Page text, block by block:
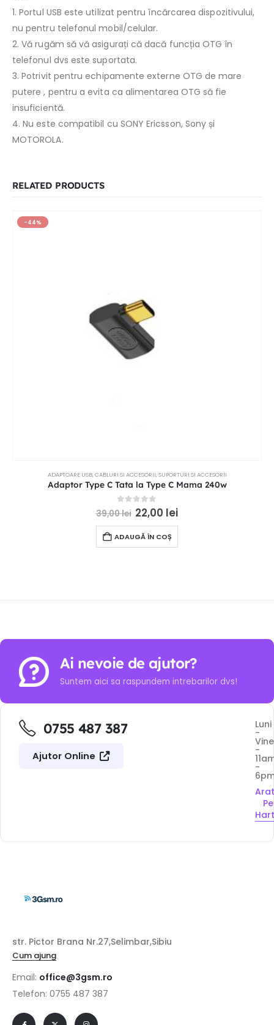
1. Portul USB este utilizat pentru încărcarea dispozitivului,
nu pentru telefonul mobil/celular.
2. Vă rugăm să vă asigurați că dacă funcția OTG în
telefonul dvs este suportata.
3. Potrivit pentru echipamente externe OTG de mare
putere , pentru a evita ca alimentarea OTG să fie
insuficientă.
4. Nu este compatibil cu SONY Ericsson, Sony și
MOTOROLA.
RELATED PRODUCTS
-44%
ADAPTOARE USB,CABLURI SI ACCESORII,SUPORTURI SI ACCESORII
Adaptor Type C Tata la Type C Mama 240w
out of 5
39,00lei 22,00 lei
ADAUGĂ ÎN COȘ
Ai nevoie de ajutor?
Suntem aici sa raspundem intrebarilor dvs!
0755 487 387
Ajutor Online
Luni
-
-
-
Pe
str. Pictor Brana Nr.27,Selimbar,Sibiu
Cum ajung
Email: office@3gsm.ro
Telefon: 0755 487 387